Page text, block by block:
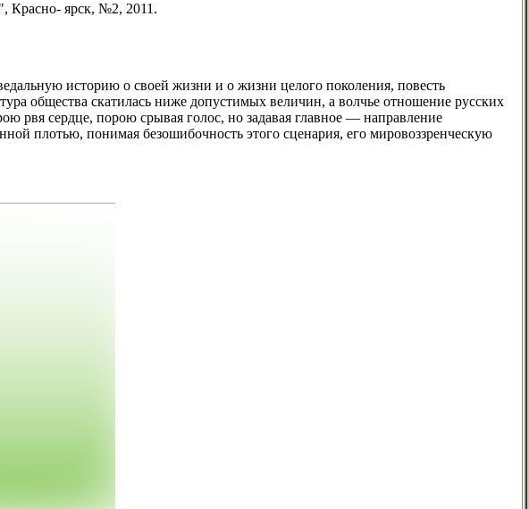
Красно- ярск, №2, 2011.
историю о своей жизни и о жизни целого поколения, повесть
общества скатилась ниже допустимых величин, а волчье отношение русских
рвя сердце, порою срывая голос, но задавая главное — направление
плотью, понимая безошибочность этого сценария, его мировоззренческую